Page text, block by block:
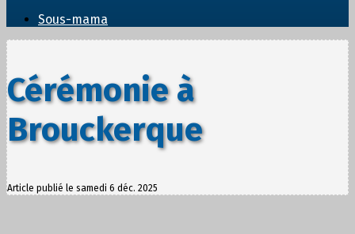
Sous-mama
Cérémonie à
Brouckerque
Article publié le samedi 6 déc. 2025